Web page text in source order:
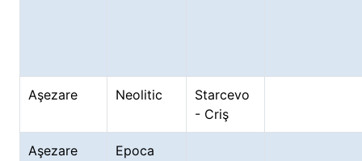
Aşezare Neolitic
Starcevo
- Criş
Aşezare
Epoca